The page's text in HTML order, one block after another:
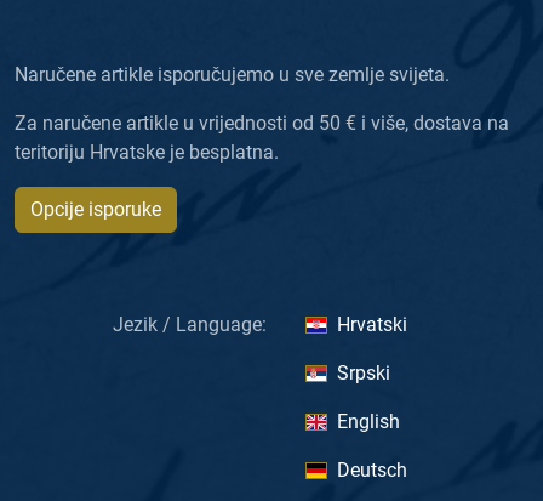
Naručene artikle isporučujemo u sve zemlje svijeta.
Za naručene artikle u vrijednosti od 50 € i više, dostava na
teritoriju Hrvatske je besplatna.
Opcije isporuke
Jezik / Language: Hrvatski
Srpski
English
Deutsch